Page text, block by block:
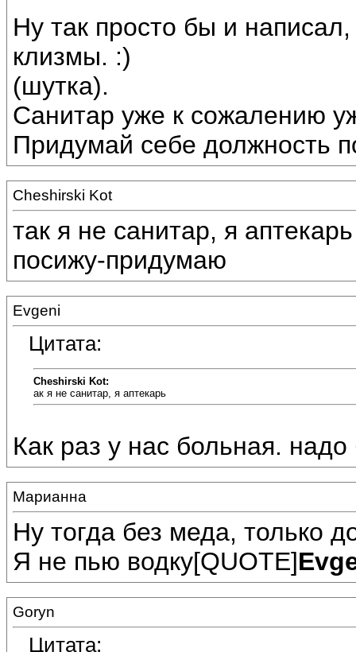
Ну так просто бы и
клизмы. :)
(шутка).
Санитар уже к сожалению
Придумай себе должность
Cheshirski Kot
так я не санитар, я
посижу-придумаю
Evgeni
Цитата:
Cheshirski Kot:
ак я не санитар, я аптекарь
Как раз у нас больная.
Марианна
Ну тогда без меда, только
Я не пью водку[QUOTE]
Goryn
Цитата: